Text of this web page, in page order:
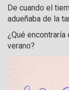
De cuando el
adueñaba de la
¿Qué
verano?